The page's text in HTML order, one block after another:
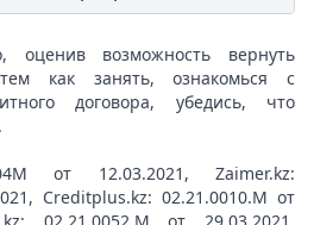
оценив возможность вернуть
как занять, ознакомься с
договора, убедись, что
от 12.03.2021, Zaimer.kz:
Creditplus.kz: 02.21.0010.M от